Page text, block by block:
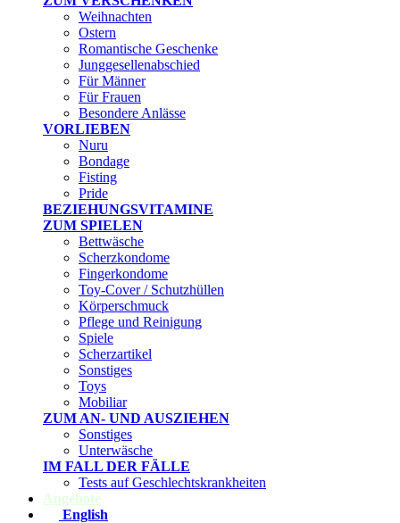
Weihnachten
Ostern
Romantische Geschenke
Junggesellenabschied
Für Männer
Für Frauen
Besondere Anlässe
VORLIEBEN
Nuru
Bondage
Fisting
Pride
BEZIEHUNGSVITAMINE
ZUM SPIELEN
Bettwäsche
Scherzkondome
Fingerkondome
Toy-Cover / Schutzhüllen
Körperschmuck
Pflege und Reinigung
Spiele
Scherzartikel
Sonstiges
Toys
Mobiliar
ZUM AN- UND AUSZIEHEN
Sonstiges
Unterwäsche
IM FALL DER FÄLLE
Tests auf Geschlechtskrankheiten
Angebote
English